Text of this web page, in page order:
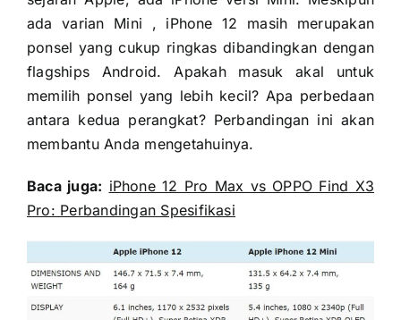
ada varian Mini , iPhone 12 masih merupakan
ponsel yang cukup ringkas dibandingkan dengan
flagships Android. Apakah masuk akal untuk
memilih ponsel yang lebih kecil? Apa perbedaan
antara kedua perangkat? Perbandingan ini akan
membantu Anda mengetahuinya.
Baca juga: iPhone 12 Pro Max vs OPPO Find X3
Pro: Perbandingan Spesifikasi